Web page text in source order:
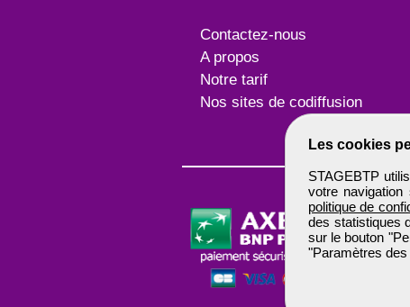
Les cookies
STAGEBTP
votre
politique de
des statistiques
sur le bouton
"Paramètres
Contactez-nous
A propos
Notre tarif
Nos sites de codiffusion